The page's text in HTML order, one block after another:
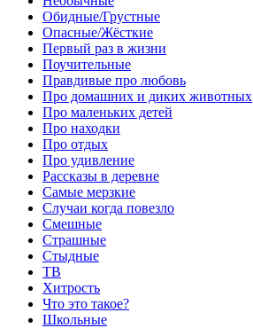
Обидные/Грустные
Опасные/Жёсткие
Первый раз в жизни
Поучительные
Правдивые про любовь
Про домашних и диких животных
Про маленьких детей
Про находки
Про отдых
Про удивление
Рассказы в деревне
Самые мерзкие
Случаи когда повезло
Смешные
Страшные
Стыдные
ТВ
Хитрость
Что это такое?
Школьные